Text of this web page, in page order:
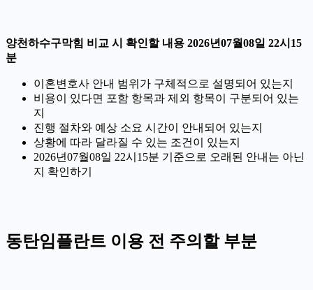
양천하수구막힘 비교 시 확인할 내용 2026년07월08일 22시15
분
이혼변호사 안내 범위가 구체적으로 설명되어 있는지
비용이 있다면 포함 항목과 제외 항목이 구분되어 있는
지
진행 절차와 예상 소요 시간이 안내되어 있는지
상황에 따라 달라질 수 있는 조건이 있는지
2026년07월08일 22시15분 기준으로 오래된 안내는 아닌
지 확인하기
동탄임플란트 이용 전 주의할 부분